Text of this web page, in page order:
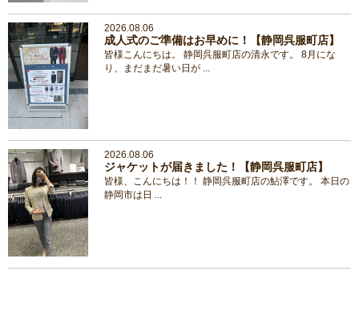
2026.08.06
成人式のご準備はお早めに！【静岡呉服町店】
皆様こんにちは。 静岡呉服町店の清永です。 8月にな
り、まだまだ暑い日が ...
2026.08.06
ジャケットが届きました！【静岡呉服町店】
皆様、こんにちは！！ 静岡呉服町店の鮎澤です。 本日の
静岡市は日 ...